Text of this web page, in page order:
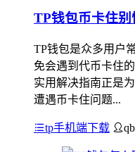
TP钱包币卡住
TP钱包是众多用户
免会遇到代币卡住
实用解决指南正是
遭遇币卡住问题...
tp手机端下载